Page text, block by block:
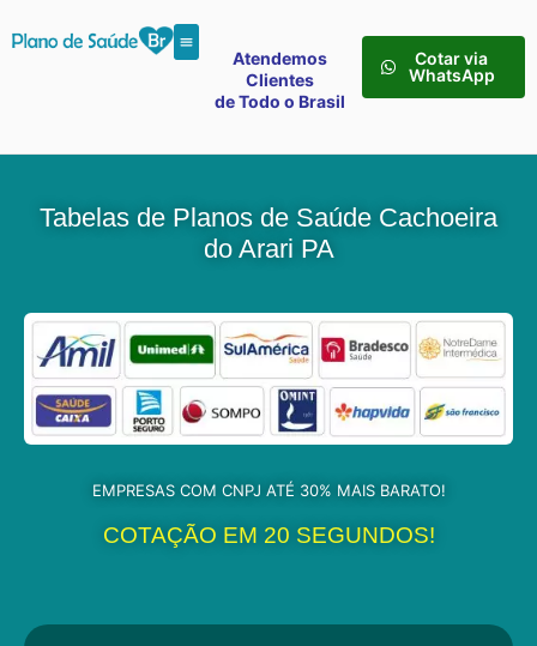
Atendemos
Clientes
de Todo o Brasil
Cotar via
WhatsApp
Tabelas de Planos de Saúde Cachoeira
do Arari PA
EMPRESAS COM CNPJ ATÉ 30% MAIS BARATO!
COTAÇÃO EM 20 SEGUNDOS!